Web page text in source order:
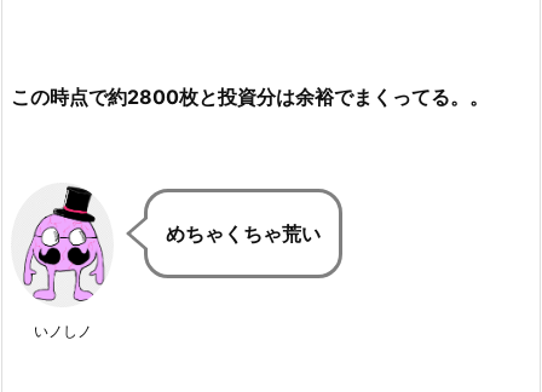
この時点で約2800枚と投資分は余裕でまくってる。。
いノしノ
めちゃくちゃ荒い